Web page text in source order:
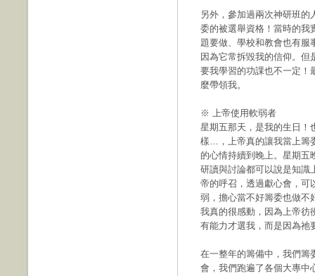
另外，參加過兩次神研班
委的被選舉資格！當時的
題要做、學校和教會也有
因為它常拆毀我的信仰。
要我學習的功課也不一定！
麼帶領我。
※ 上帝使用軟弱者
星期五那天，是我的生日！
樣…，上帝真的讓我當上籌
的心情持續到晚上。星期五
研讀與討論都可以說是知識
帝的呼召，透過獻心會，可
弱，擔心當不好籌委也做不
我真的很感動，因為上帝彷
有能力才選我，而是因為祂
在一整年的籌備中，我們籌
會，我們跑遍了各個大專中